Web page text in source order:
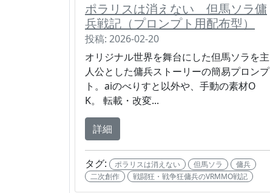
ポラリスは消えない 但馬ソラ傭
兵戦記（プロンプト用配布型）
投稿: 2026-02-20
オリジナル世界を舞台にした但馬ソラを主
人公とした傭兵ストーリーの簡易プロンプ
ト。aiのべりすと以外や、手動の素材O
K。 転載・改変...
詳細
タグ: ポラリスは消えない 但馬ソラ
傭兵
二次創作
戦闘狂・戦争狂傭兵のVRMMO戦記